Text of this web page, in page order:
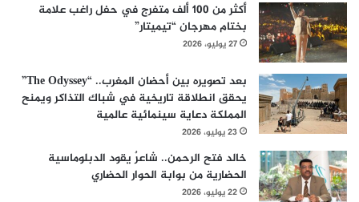
أكثر من 100 ألف متفرج في حفل راغب علامة
بختام مهرجان “تيميتار”
27 يوليو، 2026
بعد تصويره بين أحضان المغرب.. “The Odyssey”
يحقق انطلاقة تاريخية في شباك التذاكر ويمنح
المملكة دعاية سينمائية عالمية
23 يوليو، 2026
خالد فتح الرحمن.. شاعرٌ يقود الدبلوماسية
الحضارية من بوابة الحوار الحضاري
22 يوليو، 2026